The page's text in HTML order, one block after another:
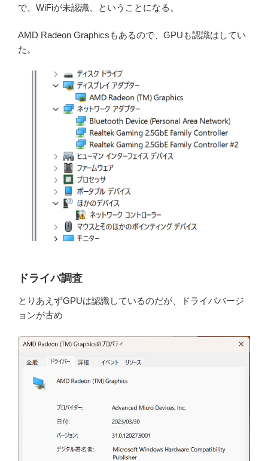
で、WiFiが未認識、ということになる。
AMD Radeon Graphicsもあるので、GPUも認識はしてい
た。
ドライバ調査
とりあえずGPUは認識しているのだが、ドライババージ
ョンが古め